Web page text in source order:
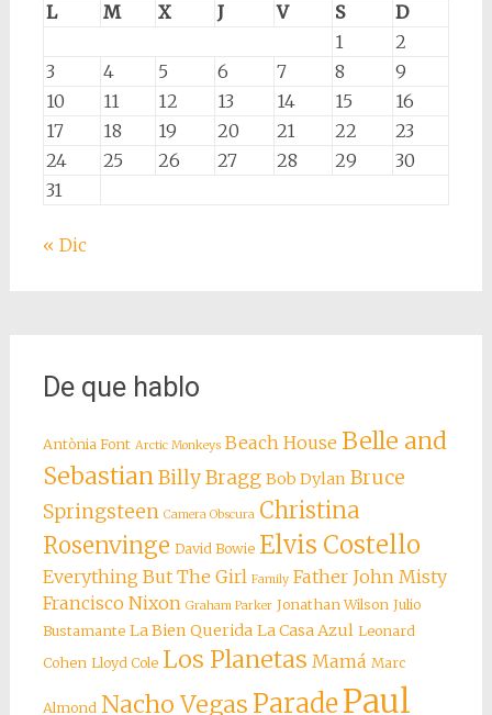
L
M X J V S
D
1
2
3
4 5 6 7 8
9
10
11 12 13 14 15
16
17
18 19 20 21 22
23
24
25 26 27 28 29
30
31
« Dic
De que hablo
Antònia Font Arctic Monkeys Beach House Belle and
SebastianBilly Bragg Bob Dylan Bruce
Springsteen Camera Obscura Christina
Rosenvinge David Bowie Elvis Costello
Everything But The Girl Family Father John Misty
Francisco Nixon Graham Parker Jonathan Wilson Julio
Bustamante La Bien Querida La Casa Azul Leonard
Cohen Lloyd Cole Los Planetas Mamá Marc
Almond Nacho Vegas ParadePaul